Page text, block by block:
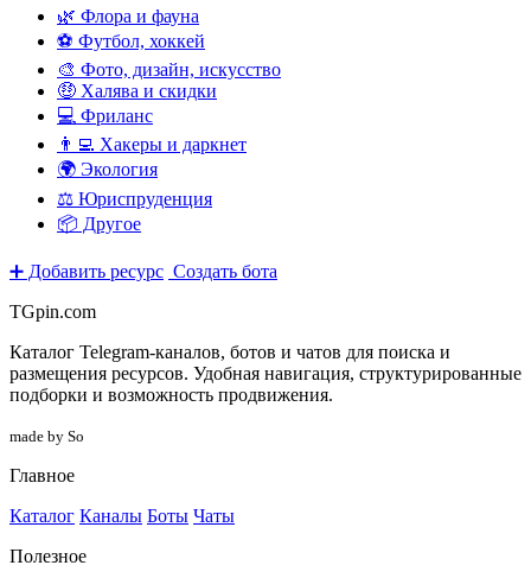
🌿 Флора и фауна
⚽ Футбол, хоккей
🎨 Фото, дизайн, искусство
🤑 Халява и скидки
💻 Фриланс
👨‍💻 Хакеры и даркнет
🌍 Экология
⚖️ Юриспруденция
📦 Другое
➕ Добавить ресурс Создать бота
TGpin.com
Каталог Telegram-каналов, ботов и чатов для поиска и
размещения ресурсов. Удобная навигация, структурированные
подборки и возможность продвижения.
made by So
Главное
Каталог Каналы Боты Чаты
Полезное